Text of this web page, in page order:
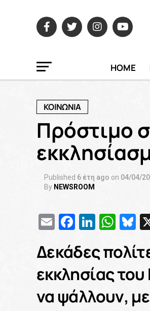
HOME
ΚΟΙΝΩΝΙΑ
Πρόστιμο
Published 6 έτη ago on 04/04/
By NEWSROOM
EmailFacebook
Δεκάδες
εκκλησίας
να ψάλλουν,